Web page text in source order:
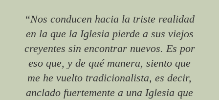
“Nos conducen hacia la triste realidad
en la que la Iglesia pierde a sus viejos
creyentes sin encontrar nuevos. Es por
eso que, y de qué manera, siento que
me he vuelto tradicionalista, es decir,
anclado fuertemente a una Iglesia que